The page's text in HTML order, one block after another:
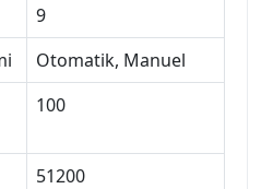
9
Otomatik, Manuel
100
51200